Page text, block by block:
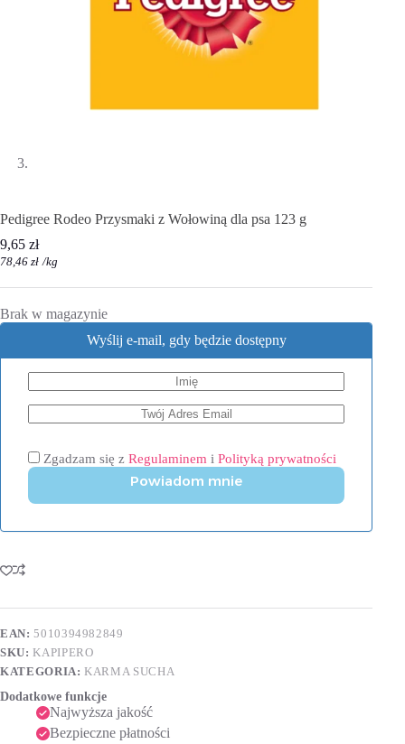
Pedigree Rodeo Przysmaki z Wołowiną dla psa 123 g
9,65 zł
78,46 zł /kg
Brak w magazynie
Wyślij e-mail, gdy będzie dostępny
Zgadzam się z Regulaminem i Polityką prywatności
Powiadom mnie
EAN:5010394982849
SKU:KAPIPERO
KATEGORIA:KARMA SUCHA
Dodatkowe funkcje
Najwyższa jakość
Bezpieczne płatności